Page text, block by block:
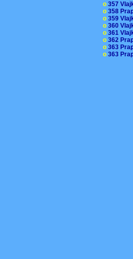
o 357
o 358
o 359
o 360
o 361
o 362
o 363
o 363